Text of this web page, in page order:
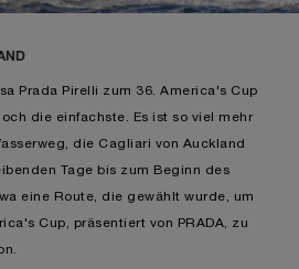
Prada Pirelli zum 36. America's Cup
die einfachste. Es ist so viel mehr
die Cagliari von Auckland
Tage bis zum Beginn des
eine Route, die gewählt wurde, um
Cup, präsentiert von PRADA, zu